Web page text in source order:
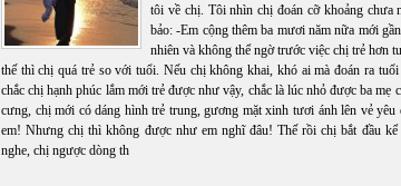
tôi về chị. Tôi nhìn chị đoán cỡ khoảng chưa
bảo: -Em cộng thêm ba mươi năm nữa mới
nhiên và không thể ngờ trước việc chị trẻ hơn
thế thì chị quá trẻ so với tuổi. Nếu chị không khai, khó ai mà đoán ra
chắc chị hạnh phúc lắm mới trẻ được như vậy, chắc là lúc nhỏ được ba mẹ
cưng, chị mới có dáng hình trẻ trung, gương mặt xinh tươi ánh lên vẻ yêu
em! Nhưng chị thì không được như em nghĩ đâu! Thế rồi chị bắt đầu
nghe, chị ngược dòng th